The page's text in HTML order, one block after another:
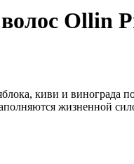
Ollin
киви и винограда
жизненной